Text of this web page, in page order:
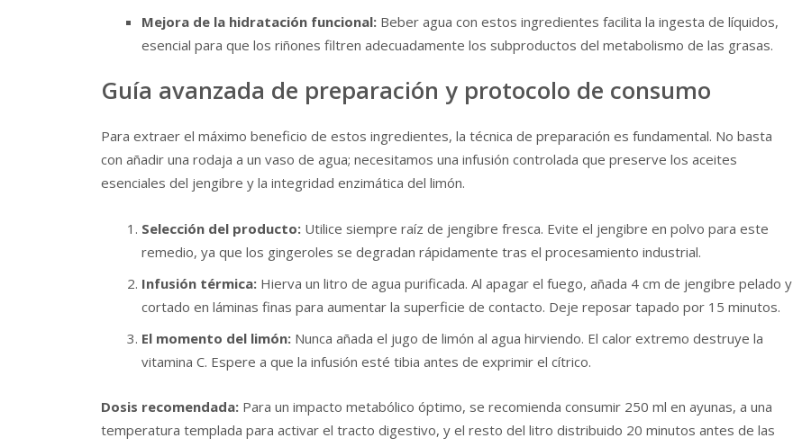
Mejora de la hidratación funcional: Beber agua con estos ingredientes facilita la ingesta de líquidos,
esencial para que los riñones filtren adecuadamente los subproductos del metabolismo de las grasas.
Guía avanzada de preparación y protocolo de consumo
Para extraer el máximo beneficio de estos ingredientes, la técnica de preparación es fundamental. No basta
con añadir una rodaja a un vaso de agua; necesitamos una infusión controlada que preserve los aceites
esenciales del jengibre y la integridad enzimática del limón.
Selección del producto: Utilice siempre raíz de jengibre fresca. Evite el jengibre en polvo para este
remedio, ya que los gingeroles se degradan rápidamente tras el procesamiento industrial.
Infusión térmica: Hierva un litro de agua purificada. Al apagar el fuego, añada 4 cm de jengibre pelado y
cortado en láminas finas para aumentar la superficie de contacto. Deje reposar tapado por 15 minutos.
El momento del limón: Nunca añada el jugo de limón al agua hirviendo. El calor extremo destruye la
vitamina C. Espere a que la infusión esté tibia antes de exprimir el cítrico.
Dosis recomendada: Para un impacto metabólico óptimo, se recomienda consumir 250 ml en ayunas, a una
temperatura templada para activar el tracto digestivo, y el resto del litro distribuido 20 minutos antes de las